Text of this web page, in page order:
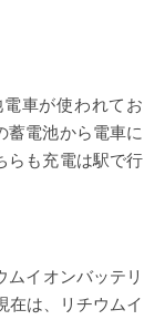
車が使われてお
蓄電池から電車に
らも充電は駅で行
イオンバッテリ
在は、リチウムイ